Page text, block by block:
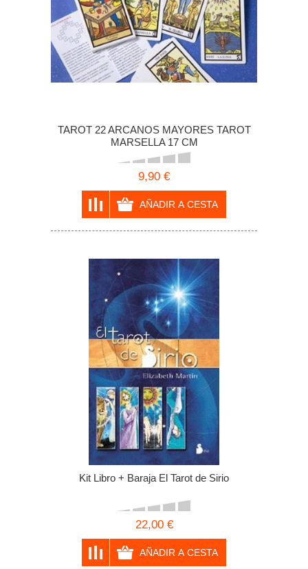
TAROT 22 ARCANOS MAYORES TAROT
MARSELLA 17 CM
9,90 €
Kit Libro + Baraja El Tarot de Sirio
22,00 €